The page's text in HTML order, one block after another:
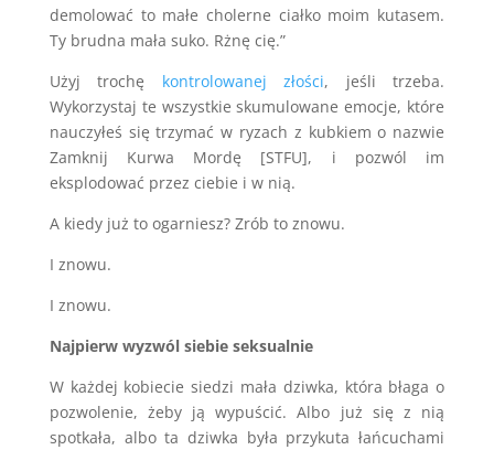
demolować to małe cholerne ciałko moim kutasem.
Ty brudna mała suko. Rżnę cię.”
Użyj trochę kontrolowanej złości, jeśli trzeba.
Wykorzystaj te wszystkie skumulowane emocje, które
nauczyłeś się trzymać w ryzach z kubkiem o nazwie
Zamknij Kurwa Mordę [STFU], i pozwól im
eksplodować przez ciebie i w nią.
A kiedy już to ogarniesz? Zrób to znowu.
I znowu.
I znowu.
Najpierw wyzwól siebie seksualnie
W każdej kobiecie siedzi mała dziwka, która błaga o
pozwolenie, żeby ją wypuścić. Albo już się z nią
spotkała, albo ta dziwka była przykuta łańcuchami